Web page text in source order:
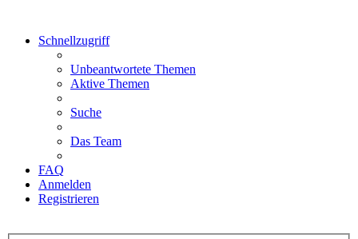
Schnellzugriff
Unbeantwortete Themen
Aktive Themen
Suche
Das Team
FAQ
Anmelden
Registrieren